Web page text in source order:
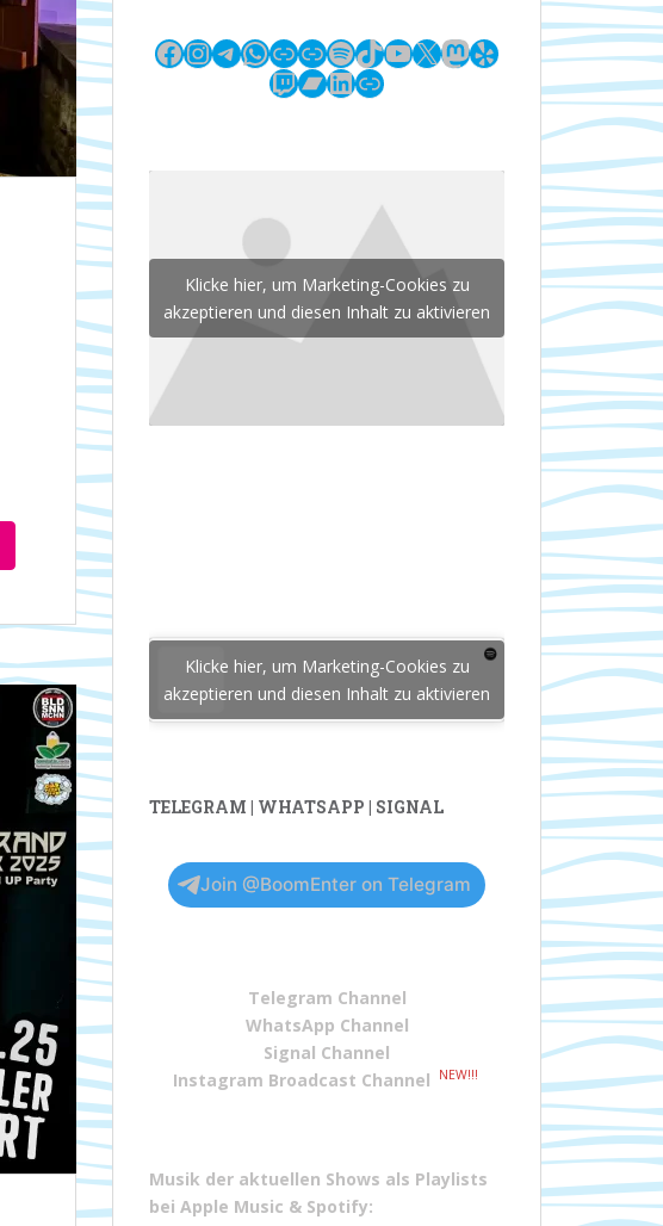
Facebook
Instagram
Telegram
WhatsApp
LinkLinkSpotify
TikTok
YouTube
X Mastodon
Yelp
Twitch
Bandcamp
LinkedIn
Link
Klicke hier, um Marketing-Cookies zu
akzeptieren und diesen Inhalt zu aktivieren
Klicke hier, um Marketing-Cookies zu
akzeptieren und diesen Inhalt zu aktivieren
TELEGRAM | WHATSAPP | SIGNAL
Join @BoomEnter on Telegram
Telegram Channel
WhatsApp Channel
Signal Channel
Instagram Broadcast Channel
NEW!!!
Musik der aktuellen Shows als Playlists
bei Apple Music & Spotify: